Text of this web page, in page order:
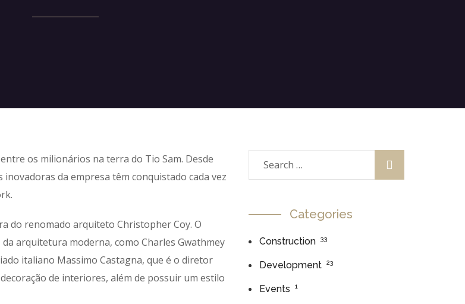
os milionários na terra do Tio Sam. Desde
da empresa têm conquistado cada vez
do renomado arquiteto Christopher Coy. O
arquitetura moderna, como Charles Gwathmey
italiano Massimo Castagna, que é o diretor
de interiores, além de possuir um estilo
Categories
Construction 33
Development 23
Events 1